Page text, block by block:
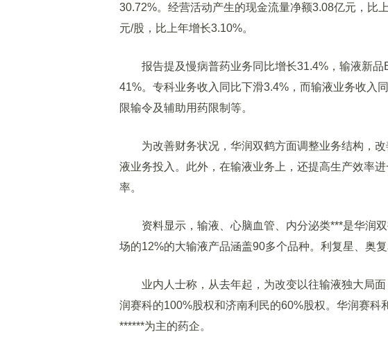
30.72%。经营活动产生的现金流量净额3.08亿元，比
元/股，比上年增长3.10%。
报告提及慢病普药业务同比增长31.4%，输液新品
41%。专科业务收入同比下滑3.4%，而输液业务收入
限输令及辅助用药限制等。
为改善财务状况，华润双鹤方面调整业务结构，改
液业务投入。此外，在输液业务上，还提高生产效率
率。
资料显示，输液、心脑血管、内分泌类***是华润双
场的12%的大输液产品涵盖90多个品种。利复星、奥
业内人士称，从去年起，为改变以往输液独大局面
润赛科的100%股权和济南利民的60%股权。华润赛科
******为主的药企。